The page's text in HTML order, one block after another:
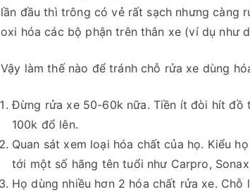
lần đầu thì trông có vẻ rất sạch nhưng càng
oxi hóa các bộ phận trên thân xe (ví dụ như
Vậy làm thế nào để tránh chỗ rửa xe dùng
Đừng rửa xe 50-60k nữa. Tiền ít đòi hít đồ
100k đổ lên.
Quan sát xem loại hóa chất của họ. Kiểu
tới một số hãng tên tuổi như Carpro,
Họ dùng nhiều hơn 2 hóa chất rửa xe.